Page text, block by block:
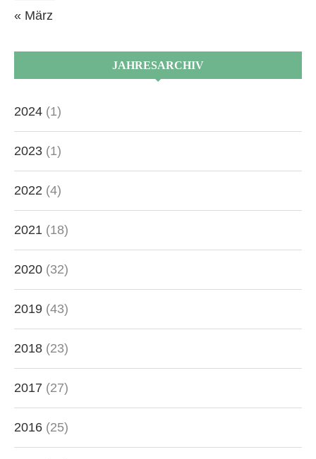
« März
JAHRESARCHIV
2024 (1)
2023 (1)
2022 (4)
2021 (18)
2020 (32)
2019 (43)
2018 (23)
2017 (27)
2016 (25)